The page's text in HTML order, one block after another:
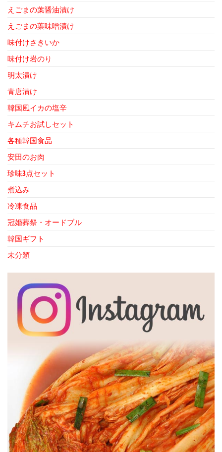
えごまの葉醤油漬け
えごまの葉味噌漬け
味付けさきいか
味付け岩のり
明太漬け
青唐漬け
韓国風イカの塩辛
キムチお試しセット
各種韓国食品
安田のお肉
珍味3点セット
煮込み
冷凍食品
冠婚葬祭・オードブル
韓国ギフト
未分類